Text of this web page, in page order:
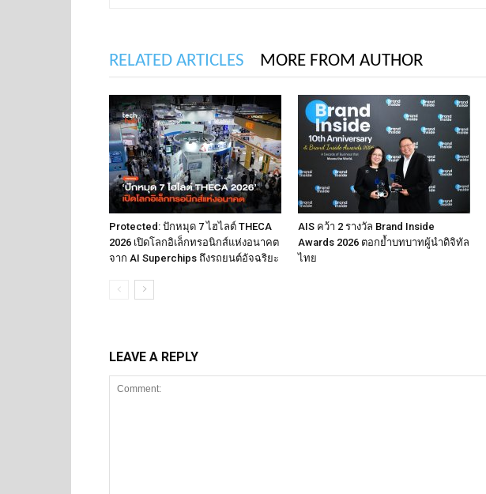
RELATED ARTICLES MORE FROM AUTHOR
Protected: ปักหมุด 7 ไฮไลต์ THECA
2026 เปิดโลกอิเล็กทรอนิกส์แห่งอนาคต
จาก AI Superchips ถึงรถยนต์อัจฉริยะ
AIS คว้า 2 รางวัล Brand Inside
Awards 2026 ตอกย้ำบทบาทผู้นำดิจิทัล
ไทย
LEAVE A REPLY